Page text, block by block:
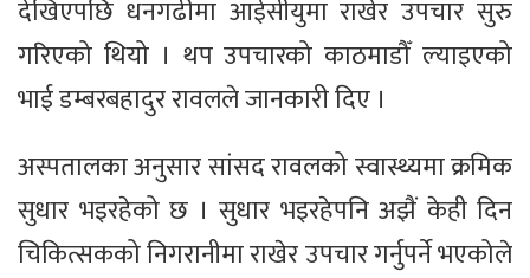
देखिएपछि धनगढीमा आईसीयुमा राखेर उपचार सुरु
गरिएको थियो । थप उपचारको काठमाडौँ ल्याइएको
भाई डम्बरबहादुर रावलले जानकारी दिए ।
अस्पतालका अनुसार सांसद रावलको स्वास्थ्यमा क्रमिक
सुधार भइरहेको छ । सुधार भइरहेपनि अझैं केही दिन
चिकित्सकको निगरानीमा राखेर उपचार गर्नुपर्ने भएकोले